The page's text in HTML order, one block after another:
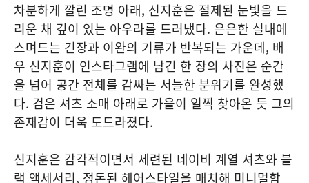
차분하게 깔린 조명 아래, 신지훈은 절제된 눈빛을 드
리운 채 깊이 있는 아우라를 드러냈다. 은은한 실내에
스며드는 긴장과 이완의 기류가 반복되는 가운데, 배
우 신지훈이 인스타그램에 남긴 한 장의 사진은 순간
을 넘어 공간 전체를 감싸는 서늘한 분위기를 완성했
다. 검은 셔츠 소매 아래로 가을이 일찍 찾아온 듯 그의
존재감이 더욱 도드라졌다.
신지훈은 감각적이면서 세련된 네이비 계열 셔츠와 블
랙 액세서리, 정돈된 헤어스타일을 매치해 미니멀함